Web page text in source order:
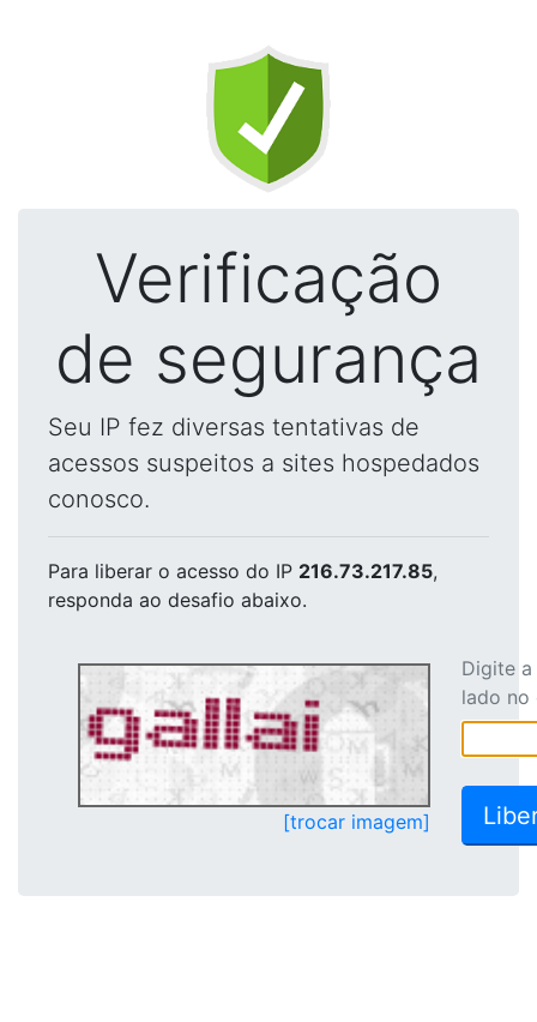
Verificação
de segurança
Seu IP fez diversas tentativas de
acessos suspeitos a sites hospedados
conosco.
Para liberar o acesso do IP 216.73.217.85,
responda ao desafio abaixo.
[trocar imagem]
Digite
lado no